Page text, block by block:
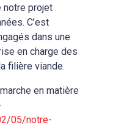
notre projet
C’est
dans une
en charge des
filière viande.
en matière
05/notre-